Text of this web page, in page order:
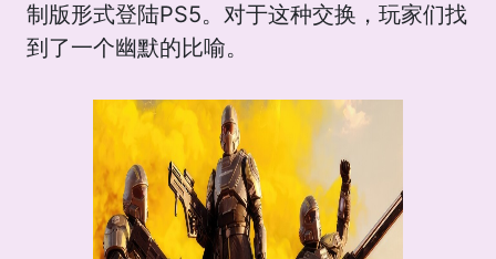
制版形式登陆PS5。对于这种交换，玩家们找
到了一个幽默的比喻。